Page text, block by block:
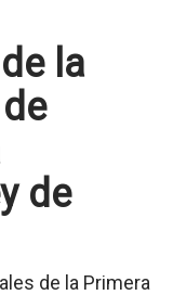
la
de
de la Primera